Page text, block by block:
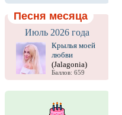
Песня месяца
Июль 2026 года
Крылья моей
любви
(Jalagonia)
Баллов: 659